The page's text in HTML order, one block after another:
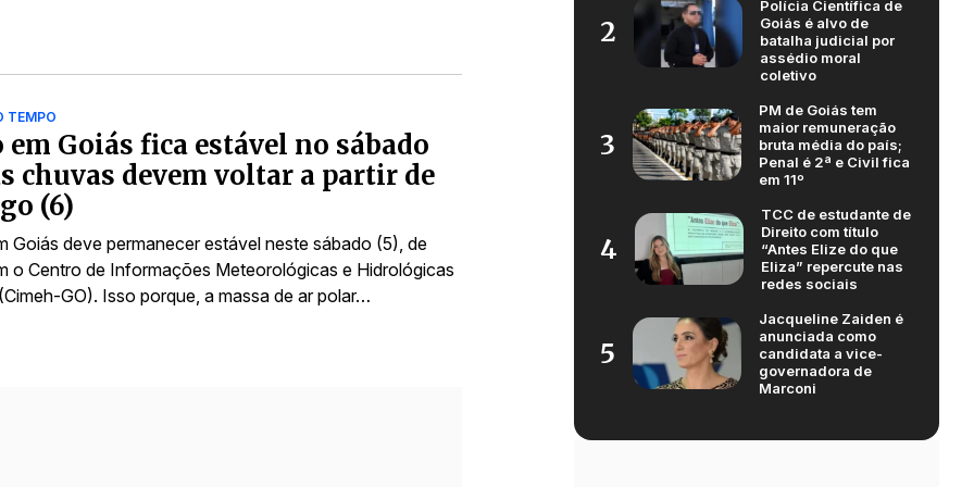
TEMPO
em Goiás fica estável no sábado
chuvas devem voltar a partir de
(6)
Goiás deve permanecer estável neste sábado (5), de
o Centro de Informações Meteorológicas e Hidrológicas
GO). Isso porque, a massa de ar polar…
2
Polícia Científica de
Goiás é alvo de
batalha judicial por
assédio moral
coletivo
3
PM de Goiás tem
maior remuneração
bruta média do país;
Penal é 2ª e Civil fica
em 11º
4
TCC de estudante de
Direito com título
“Antes Elize do que
Eliza” repercute nas
redes sociais
5
Jacqueline Zaiden é
anunciada como
candidata a vice-
governadora de
Marconi